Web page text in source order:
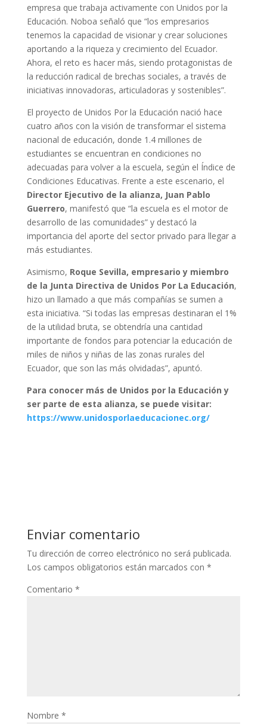
empresa que trabaja activamente con Unidos por la
Educación. Noboa señaló que “los empresarios
tenemos la capacidad de visionar y crear soluciones
aportando a la riqueza y crecimiento del Ecuador.
Ahora, el reto es hacer más, siendo protagonistas de
la reducción radical de brechas sociales, a través de
iniciativas innovadoras, articuladoras y sostenibles”.
El proyecto de Unidos Por la Educación nació hace
cuatro años con la visión de transformar el sistema
nacional de educación, donde 1.4 millones de
estudiantes se encuentran en condiciones no
adecuadas para volver a la escuela, según el Índice de
Condiciones Educativas. Frente a este escenario, el
Director Ejecutivo de la alianza, Juan Pablo
Guerrero, manifestó que “la escuela es el motor de
desarrollo de las comunidades” y destacó la
importancia del aporte del sector privado para llegar a
más estudiantes.
Asimismo, Roque Sevilla, empresario y miembro
de la Junta Directiva de Unidos Por La Educación,
hizo un llamado a que más compañías se sumen a
esta iniciativa. “Si todas las empresas destinaran el 1%
de la utilidad bruta, se obtendría una cantidad
importante de fondos para potenciar la educación de
miles de niños y niñas de las zonas rurales del
Ecuador, que son las más olvidadas”, apuntó.
Para conocer más de Unidos por la Educación y
ser parte de esta alianza, se puede visitar:
https://www.unidosporlaeducacionec.org/
Enviar comentario
Tu dirección de correo electrónico no será publicada.
Los campos obligatorios están marcados con *
Comentario *
Nombre *